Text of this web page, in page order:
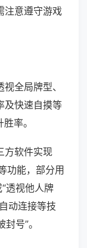
注意遵守游戏
全局牌型、
及快速自摸等
率。
方软件实现
功能，部分用
透视他人牌
动连接等技
号”。